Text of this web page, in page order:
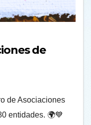
de
de Asociaciones
entidades. 🌍💙